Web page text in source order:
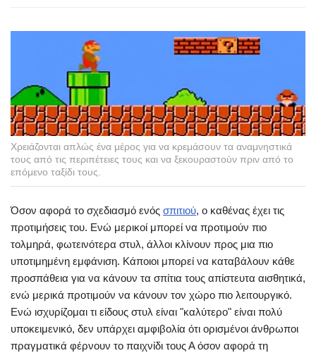
Χρειάζονται απλώς ένα μέρος για να κρεμάσουν τα αναμνηστικά
τους από τις περιπέτειες τους και να ξεκουραστούν πριν από το
επόμενο ταξίδι τους.
Όσον αφορά το σχεδιασμό ενός σπιτιού, ο καθένας έχει τις
προτιμήσεις του. Ενώ μερικοί μπορεί να προτιμούν πιο
τολμηρά, φωτεινότερα στυλ, άλλοι κλίνουν προς μια πιο
υποτιμημένη εμφάνιση. Κάποιοι μπορεί να καταβάλουν κάθε
προσπάθεια για να κάνουν τα σπίτια τους απίστευτα αισθητικά,
ενώ μερικά προτιμούν να κάνουν τον χώρο πιο λειτουργικό.
Ενώ ισχυρίζομαι τι είδους στυλ είναι "καλύτερο" είναι πολύ
υποκειμενικό, δεν υπάρχει αμφιβολία ότι ορισμένοι άνθρωποι
πραγματικά φέρνουν το παιχνίδι τους Α όσον αφορά τη